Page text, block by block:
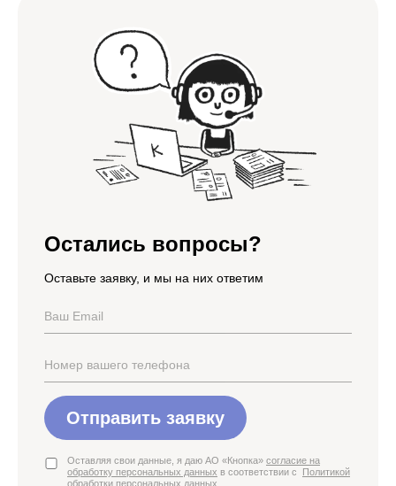
Остались вопросы?
Оставьте заявку, и мы на них ответим
Отправить заявку
Оставляя свои данные, я даю АО «Кнопка» согласие на
обработку персональных данных в соответствии с Политикой
обработки персональных данных